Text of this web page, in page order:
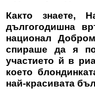
Както знаете,
дългогодишна
национал
спираше да я
участието й в
което
най-красивата